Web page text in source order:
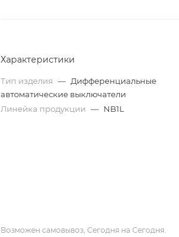
Характеристики
Тип изделия — Дифференциальные
автоматические выключатели
Линейка продукции — NB1L
Возможен самовывоз, Сегодня на Сегодня.